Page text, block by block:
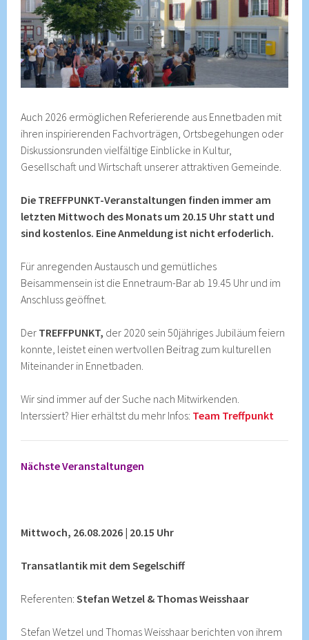
Auch 2026 ermöglichen Referierende aus Ennetbaden mit
ihren inspirierenden Fachvorträgen, Ortsbegehungen oder
Diskussionsrunden vielfältige Einblicke in Kultur,
Gesellschaft und Wirtschaft unserer attraktiven Gemeinde.
Die TREFFPUNKT-Veranstaltungen finden immer am
letzten Mittwoch des Monats um 20.15 Uhr statt und
sind kostenlos. Eine Anmeldung ist nicht erfoderlich.
Für anregenden Austausch und gemütliches
Beisammensein ist die Ennetraum-Bar ab 19.45 Uhr und im
Anschluss geöffnet.
Der TREFFPUNKT, der 2020 sein 50jähriges Jubiläum feiern
konnte, leistet einen wertvollen Beitrag zum kulturellen
Miteinander in Ennetbaden.
Wir sind immer auf der Suche nach Mitwirkenden.
Interssiert? Hier erhältst du mehr Infos: Team Treffpunkt
Nächste Veranstaltungen
Mittwoch, 26.08.2026 | 20.15 Uhr
Transatlantik mit dem Segelschiff
Referenten:Stefan Wetzel & Thomas Weisshaar
Stefan Wetzel und Thomas Weisshaar berichten von ihrem